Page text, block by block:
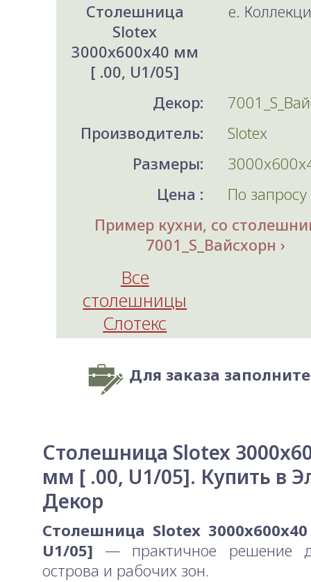
Столешница
Slotex
3000x600x40 мм
[ .00, U1/05]
e.
Декор:
Производитель:
Slotex
Размеры:
Цена :
По запросу
Пример кухни, со
7001_S_Вайсхорн
Все
столешницы
Слотекс
Для заказа
Столешница Slotex
мм [ .00, U1/05]. Купить в
Декор
Столешница Slotex
U1/05] — практичное решение
острова и рабочих зон.